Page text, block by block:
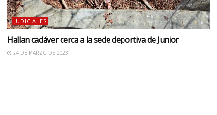
JUDICIALES
Hallan cadáver cerca a la sede deportiva de Junior
24 DE MARZO DE 2023